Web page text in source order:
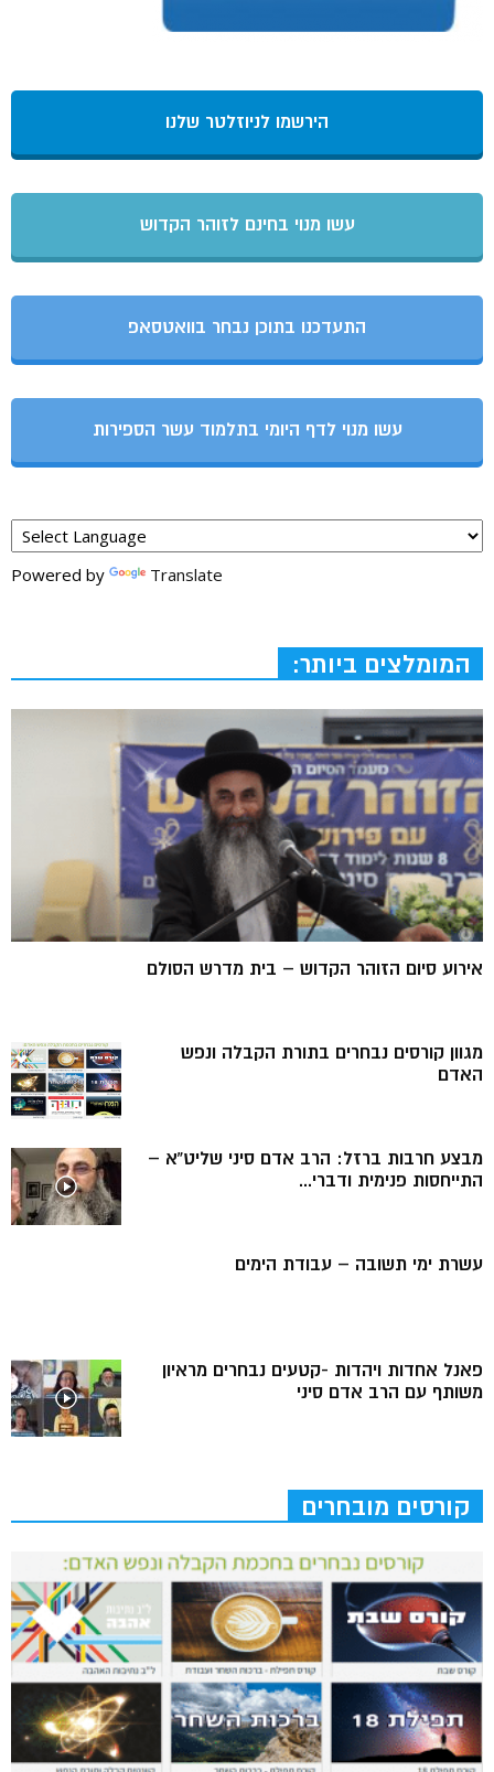
הירשמו לניוזלטר שלנו
עשו מנוי בחינם לזוהר הקדוש
התעדכנו בתוכן נבחר בוואטסאפ
עשו מנוי לדף היומי בתלמוד עשר הספירות
Powered by Translate
המומלצים ביותר:
אירוע סיום הזוהר הקדוש – בית מדרש הסולם
מגוון קורסים נבחרים בתורת הקבלה ונפש
האדם
מבצע חרבות ברזל: הרב אדם סיני שליט”א –
התייחסות פנימית ודברי...
עשרת ימי תשובה – עבודת הימים
פאנל אחדות ויהדות -קטעים נבחרים מראיון
משותף עם הרב אדם סיני
קורסים מובחרים